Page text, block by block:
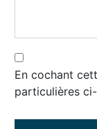
En cochant
particulières